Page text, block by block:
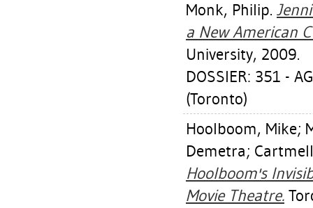
Monk, Philip.
a New American
University, 2009.
DOSSIER: 351 -
(Toronto)
Hoolboom, Mike;
Demetra;
Hoolboom's
Movie Theatre.